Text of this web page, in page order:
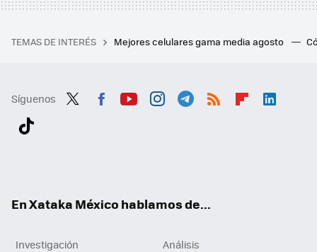
TEMAS DE INTERÉS Mejores celulares gama media agosto
Síguenos
En Xataka México hablamos de...
Investigación
Análisis